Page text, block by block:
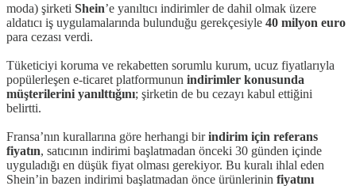
moda) şirketi Shein’e yanıltıcı indirimler de dahil olmak üzere
aldatıcı iş uygulamalarında bulunduğu gerekçesiyle 40 milyon euro
para cezası verdi.
Tüketiciyi koruma ve rekabetten sorumlu kurum, ucuz fiyatlarıyla
popülerleşen e-ticaret platformunun indirimler konusunda
müşterilerini yanılttığını; şirketin de bu cezayı kabul ettiğini
belirtti.
Fransa’nın kurallarına göre herhangi birindirim için referans
fiyatın, satıcının indirimi başlatmadan önceki 30 günden içinde
uyguladığı en düşük fiyat olması gerekiyor. Bu kuralı ihlal eden
Shein’in bazen indirimi başlatmadan önce ürünlerinin fiyatını